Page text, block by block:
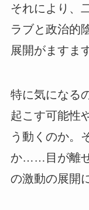
それにより、
ラブと政治的
展開がますま
特に気になる
起こす可能性
う動くのか。
か……目が離
の激動の展開